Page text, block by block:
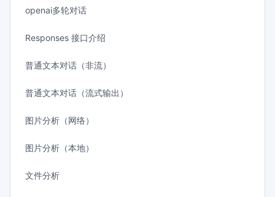
openai多轮对话
Responses 接口介绍
普通文本对话（非流）
普通文本对话（流式输出）
图片分析（网络）
图片分析（本地）
文件分析